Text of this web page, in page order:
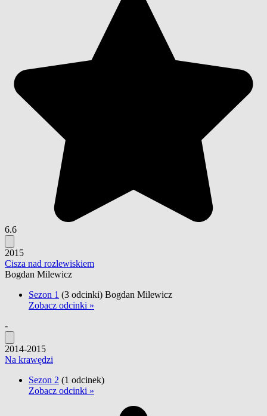
6.6
2015
Cisza nad rozlewiskiem
Bogdan Milewicz
Sezon 1 (3 odcinki) Bogdan Milewicz
Zobacz odcinki »
-
2014-2015
Na krawędzi
Sezon 2 (1 odcinek)
Zobacz odcinki »